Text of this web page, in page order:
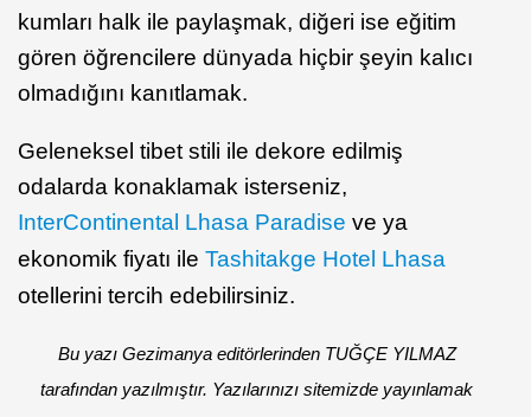
kumları halk ile paylaşmak, diğeri ise eğitim
gören öğrencilere dünyada hiçbir şeyin kalıcı
olmadığını kanıtlamak.
Geleneksel tibet stili ile dekore edilmiş
odalarda konaklamak isterseniz,
InterContinental Lhasa Paradise ve ya
ekonomik fiyatı ile Tashitakge Hotel Lhasa
otellerini tercih edebilirsiniz.
Bu yazı Gezimanya editörlerinden TUĞÇE YILMAZ
tarafından yazılmıştır. Yazılarınızı sitemizde yayınlamak